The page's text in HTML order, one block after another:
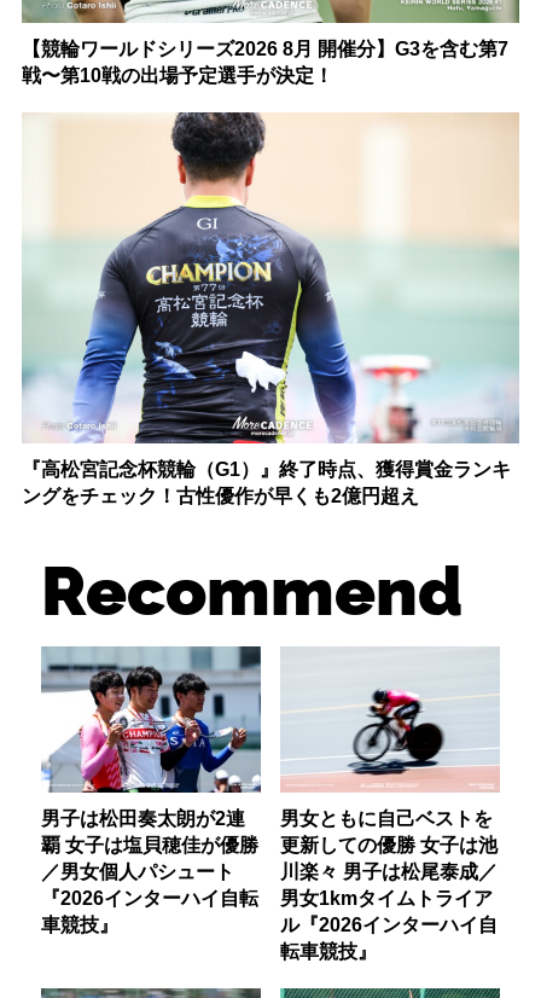
【競輪ワールドシリーズ2026 8月 開催分】G3を含む第7
戦〜第10戦の出場予定選手が決定！
『高松宮記念杯競輪（G1）』終了時点、獲得賞金ランキ
ングをチェック！古性優作が早くも2億円超え
Recommend
男子は松田奏太朗が2連
覇 女子は塩貝穂佳が優勝
／男女個人パシュート
『2026インターハイ自転
車競技』
男女ともに自己ベストを
更新しての優勝 女子は池
川楽々 男子は松尾泰成／
男女1kmタイムトライア
ル『2026インターハイ自
転車競技』